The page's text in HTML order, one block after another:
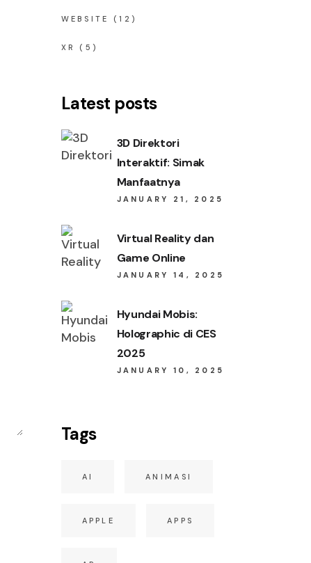
WEBSITE (12)
XR (5)
Latest posts
3D Direktori
Interaktif: Simak
Manfaatnya
JANUARY 21, 2025
Virtual Reality dan
Game Online
JANUARY 14, 2025
Hyundai Mobis:
Holographic di CES
2025
JANUARY 10, 2025
Tags
AI ANIMASI
APPLE APPS